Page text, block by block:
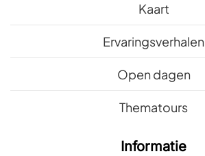
Kaart
Ervaringsverhalen
Open dagen
Thematours
Informatie